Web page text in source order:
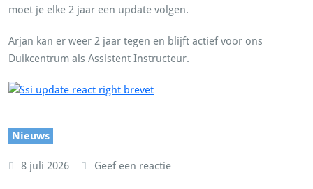
moet je elke 2 jaar een update volgen.
Arjan kan er weer 2 jaar tegen en blijft actief voor ons
Duikcentrum als Assistent Instructeur.
Nieuws
8 juli 2026 Geef een reactie